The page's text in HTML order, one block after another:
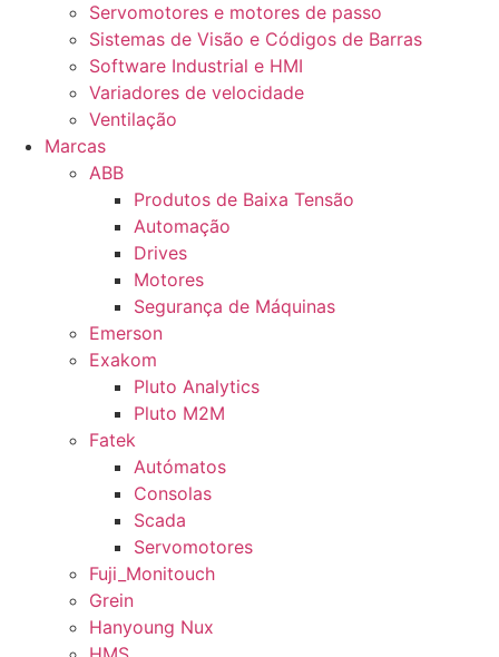
Servomotores e motores de passo
Sistemas de Visão e Códigos de Barras
Software Industrial e HMI
Variadores de velocidade
Ventilação
Marcas
ABB
Produtos de Baixa Tensão
Automação
Drives
Motores
Segurança de Máquinas
Emerson
Exakom
Pluto Analytics
Pluto M2M
Fatek
Autómatos
Consolas
Scada
Servomotores
Fuji_Monitouch
Grein
Hanyoung Nux